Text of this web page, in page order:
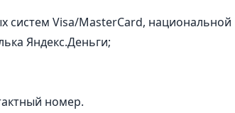
систем Visa/MasterСard, национальной
Яндекс.Деньги;
номер.